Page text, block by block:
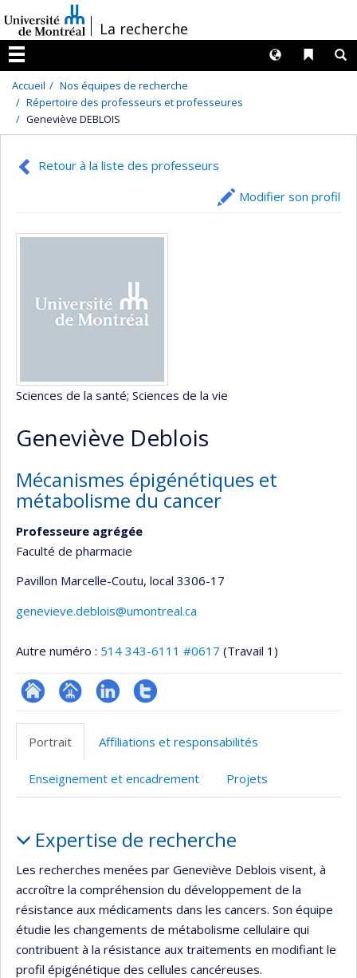
au
contenu
/La recherche
Menu
Liens
Langues
Accueil
Nos équipes de recherche
Répertoire des professeurs et professeures
Geneviève DEBLOIS
Retour à la liste des professeurs
Modifier son profil
Sciences de la santé; Sciences de la vie
Geneviève Deblois
Mécanismes épigénétiques et
métabolisme du cancer
Professeure agrégée
Faculté de pharmacie
Pavillon Marcelle-Coutu, local 3306-17
genevieve.deblois@umontreal.ca
Autre numéro : 514 343-6111 #0617 (Travail 1)
ResearchGate
Page
(faculté,département,école)
LinkedInCompte
Portrait Affiliations et responsabilités
Enseignement et encadrement Projets
Expertise de recherche
Les recherches menées par Geneviève Deblois visent, à
accroître la compréhension du développement de la
résistance aux médicaments dans les cancers. Son équipe
étudie les changements de métabolisme cellulaire qui
contribuent à la résistance aux traitements en modifiant le
profil épigénétique des cellules cancéreuses.